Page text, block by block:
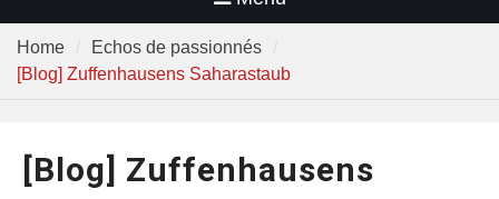
Home
Echos de passionnés
[Blog] Zuffenhausens Saharastaub
[Blog] Zuffenhausens